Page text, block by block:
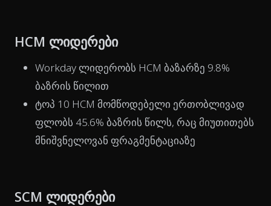
HCM ლიდერები
Workday ლიდერობს HCM ბაზარზე 9.8%
ბაზრის წილით
ტოპ 10 HCM მომწოდებელი ერთობლივად
ფლობს 45.6% ბაზრის წილს, რაც მიუთითებს
მნიშვნელოვან ფრაგმენტაციაზე
SCM ლიდერები